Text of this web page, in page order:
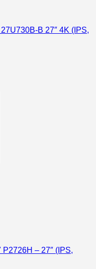
B 27″ 4K (IPS,
– 27″ (IPS,